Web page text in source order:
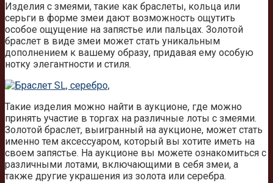
Изделия с змеями, такие как браслеты, кольца или
серьги в форме змеи дают возможность ощутить
особое ощущение на запястье или пальцах. Золотой
браслет в виде змеи может стать уникальным
дополнением к вашему образу, придавая ему особую
нотку элегантности и стиля.
Такие изделия можно найти в аукционе, где можно
принять участие в торгах на различные лоты с змеями.
Золотой браслет, выигранный на аукционе, может стать
именно тем аксессуаром, который вы хотите иметь на
своем запястье. На аукционе вы можете ознакомиться с
различными лотами, включающими в себя змеи, а
также другие украшения из золота или серебра.